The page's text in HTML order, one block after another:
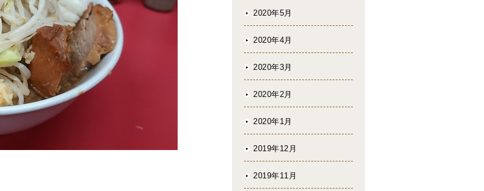
2020年5月
2020年4月
2020年3月
2020年2月
2020年1月
2019年12月
2019年11月